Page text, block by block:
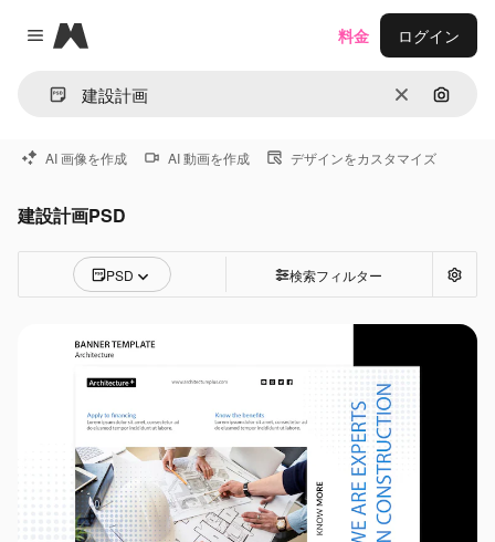
Close menu
Magnific
消去 画像で
料金 ログイン
AI 画像を作成 AI 動画を作成 デザインをカスタマイズ
建設計画PSD
PSD 検索フィルター